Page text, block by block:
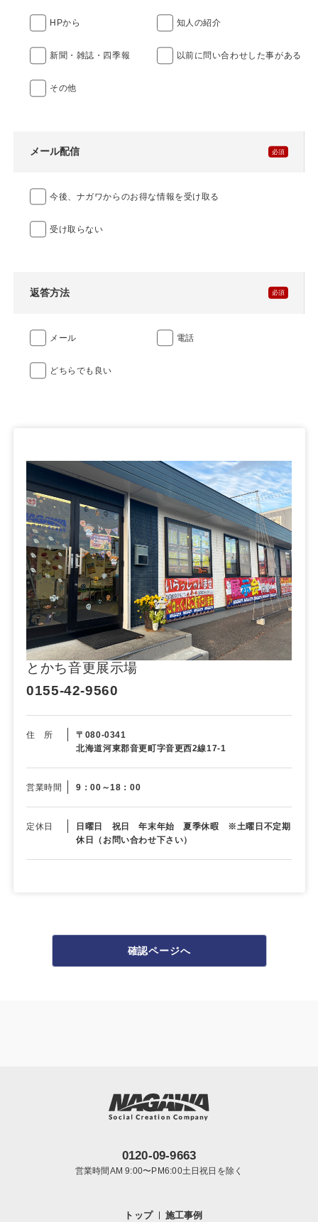
HPから 知人の紹介
新聞・雑誌・四季報 以前に問い合わせした事がある
その他
メール配信
今後、ナガワからのお得な情報を受け取る
受け取らない
返答方法
メール 電話
どちらでも良い
とかち音更展示場
0155-42-9560
住 所
〒080-0341
北海道河東郡音更町字音更西2線17-1
営業時間 9：00～18：00
定休日
日曜日 祝日 年末年始 夏季休暇 ※土曜日不定期
休日（お問い合わせ下さい）
確認ページへ
0120-09-9663
営業時間AM 9:00〜PM6:00土日祝日を除く
トップ 施工事例